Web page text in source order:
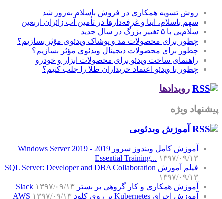
روش تسویه همکاری در فروش باسلام به‌روز شد
سهم باسلام، ایتا و غرفه‌دارها در تأمین آب زائران اربعین
سلام‌پی با ۵ تغییر بزرگ در سال جدید
چطور برای محصولات مد و پوشاک ویدئوی مؤثر بسازیم؟
چطور برای محصولات دیجیتال ویدئوی مؤثر بسازیم؟
راهنمای ساخت ویدئو برای محصولات ابزار و خودرو
چطور با ویدئو اعتماد خریداران طلا را جلب کنیم؟
رویدادها
پیشنهاد ویژه
آموزش‌ ویدئویی
آموزش کامل ویندوز سرور 2019 - Windows Server 2019
Essential Training... ۱۳۹۷/۰۹/۱۳
فیلم آموزش SQL Server: Developer and DBA Collaboration
۱۳۹۷/۰۹/۱۳
آموزش همکاری و کار گروهی بر بستر Slack ۱۳۹۷/۰۹/۱۳
آموزش اجرای Kubernetes بر روی کلود AWS
۱۳۹۷/۰۹/۱۳